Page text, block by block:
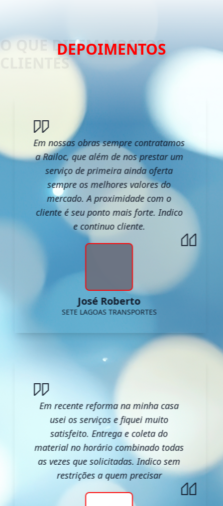
DEPOIMENTOS
Em nossas obras sempre contratamos
a Railoc, que além de nos prestar um
serviço de primeira ainda oferta
sempre os melhores valores do
mercado. A proximidade com o
cliente é seu ponto mais forte. Indico
e continuo cliente.
José Roberto
SETE LAGOAS TRANSPORTES
Em recente reforma na minha casa
usei os serviços e fiquei muito
satisfeito. Entrega e coleta do
material no horário combinado todas
as vezes que solicitadas. Indico sem
restrições a quem precisar